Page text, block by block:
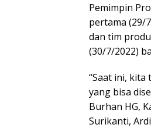
Pemimpin
pertama (29/
dan tim
(30/7/2022)
“Saat ini,
yang bisa
Burhan HG,
Surikanti,